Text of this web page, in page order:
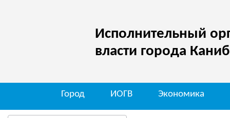
Исполнительный
власти города
Город ИОГВ Экономика